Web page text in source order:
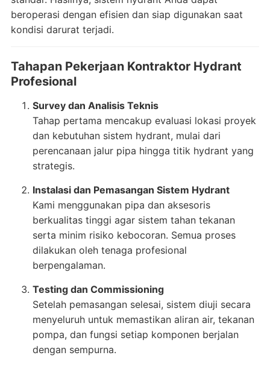
beroperasi dengan efisien dan siap digunakan saat
kondisi darurat terjadi.
Tahapan Pekerjaan Kontraktor Hydrant
Profesional
Survey dan Analisis Teknis
Tahap pertama mencakup evaluasi lokasi proyek
dan kebutuhan sistem hydrant, mulai dari
perencanaan jalur pipa hingga titik hydrant yang
strategis.
Instalasi dan Pemasangan Sistem Hydrant
Kami menggunakan pipa dan aksesoris
berkualitas tinggi agar sistem tahan tekanan
serta minim risiko kebocoran. Semua proses
dilakukan oleh tenaga profesional
berpengalaman.
Testing dan Commissioning
Setelah pemasangan selesai, sistem diuji secara
menyeluruh untuk memastikan aliran air, tekanan
pompa, dan fungsi setiap komponen berjalan
dengan sempurna.